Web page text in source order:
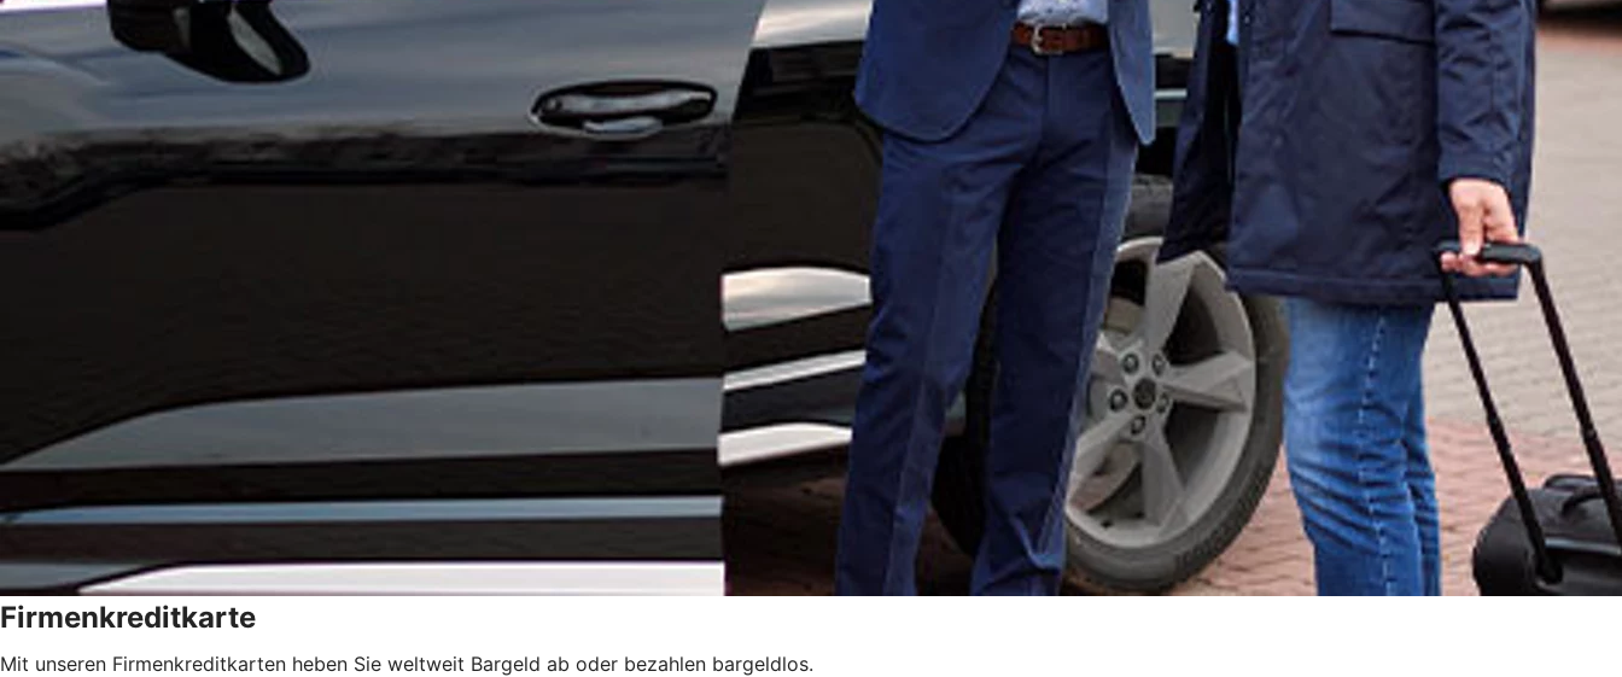
Firmenkreditkarte
Mit unseren Firmenkreditkarten heben Sie weltweit Bargeld ab oder bezahlen bargeldlos.